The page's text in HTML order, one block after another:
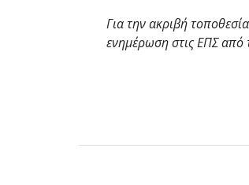
Για την ακριβή
ενημέρωση στις ΕΠΣ από